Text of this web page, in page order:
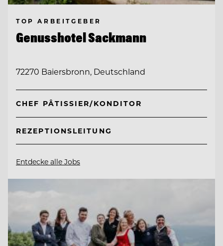
TOP ARBEITGEBER
Genusshotel Sackmann
72270 Baiersbronn, Deutschland
CHEF PÂTISSIER/KONDITOR
REZEPTIONSLEITUNG
Entdecke alle Jobs